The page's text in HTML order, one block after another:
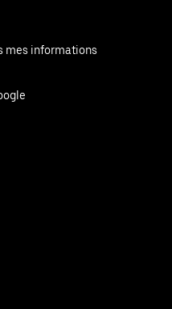
mes informations